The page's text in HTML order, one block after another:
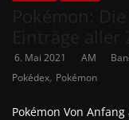
6. Mai 2021 AM
Pokédex, Pokémon
Pokémon Von